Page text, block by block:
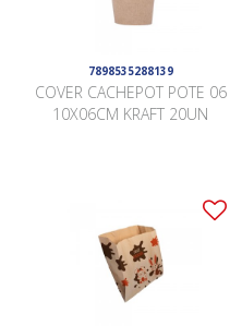
7898535288139
COVER CACHEPOT POTE 06
10X06CM KRAFT 20UN